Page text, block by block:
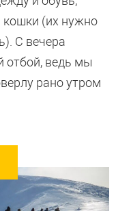
кошки (их нужно
С вечера
отбой, ведь мы
рано утром